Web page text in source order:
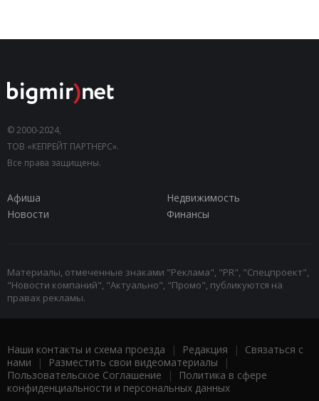
© 2000-2024,
ТОВ «КЕПРЕЙТ ПАРТНЕРС».
Все права защищены.
Афиша
Недвижимость
Новости
Финансы
Материалы, отмеченные знаками "Реклама", "PR", "Спецпроект",
"Новости компаний", "Актуально", "Промо", публикуются на
правах рекламы.
Наши контакты и схема проезда | Редакция | Связаться с
нами | Разместить свои видеоматериалы |
Пользовательское Соглашение |
Политика в сфере
конфиденциальности и персональных данных